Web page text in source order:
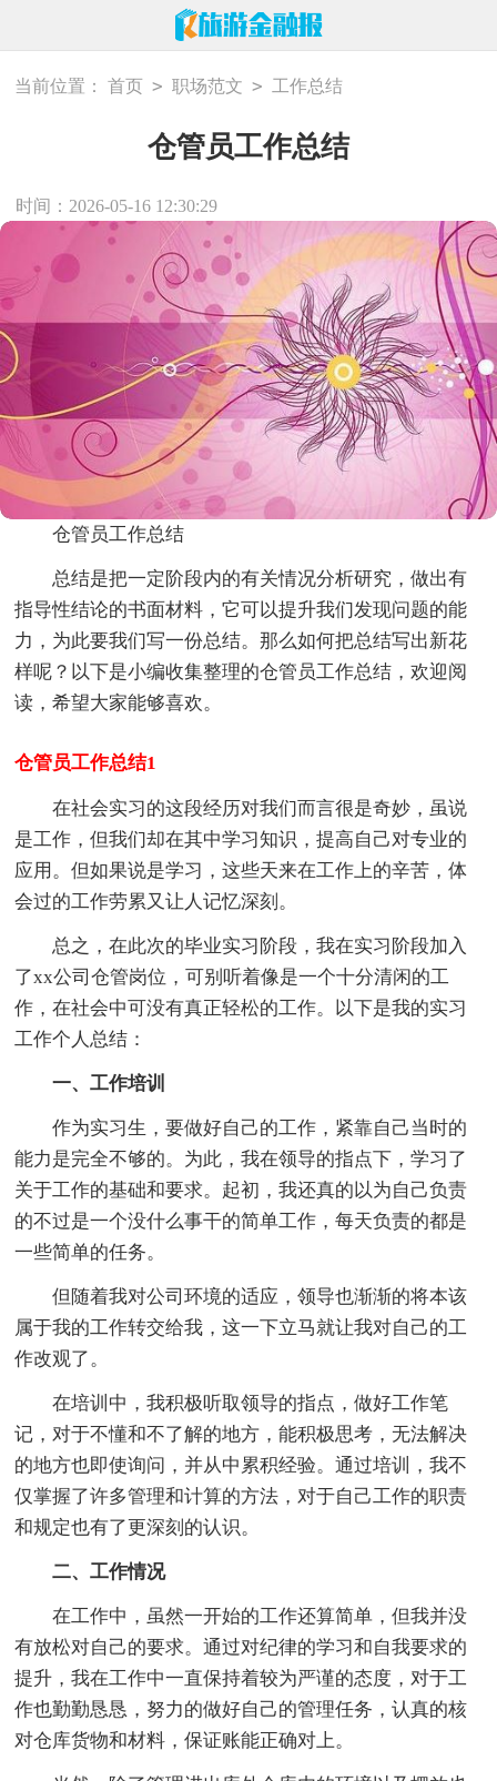
当前位置： 首页 > 职场范文 > 工作总结
仓管员工作总结
时间：2026-05-16 12:30:29
仓管员工作总结
总结是把一定阶段内的有关情况分析研究，做出有
指导性结论的书面材料，它可以提升我们发现问题的能
力，为此要我们写一份总结。那么如何把总结写出新花
样呢？以下是小编收集整理的仓管员工作总结，欢迎阅
读，希望大家能够喜欢。
仓管员工作总结1
在社会实习的这段经历对我们而言很是奇妙，虽说
是工作，但我们却在其中学习知识，提高自己对专业的
应用。但如果说是学习，这些天来在工作上的辛苦，体
会过的工作劳累又让人记忆深刻。
总之，在此次的毕业实习阶段，我在实习阶段加入
了xx公司仓管岗位，可别听着像是一个十分清闲的工
作，在社会中可没有真正轻松的工作。以下是我的实习
工作个人总结：
一、工作培训
作为实习生，要做好自己的工作，紧靠自己当时的
能力是完全不够的。为此，我在领导的指点下，学习了
关于工作的基础和要求。起初，我还真的以为自己负责
的不过是一个没什么事干的简单工作，每天负责的都是
一些简单的任务。
但随着我对公司环境的适应，领导也渐渐的将本该
属于我的工作转交给我，这一下立马就让我对自己的工
作改观了。
在培训中，我积极听取领导的指点，做好工作笔
记，对于不懂和不了解的地方，能积极思考，无法解决
的地方也即使询问，并从中累积经验。通过培训，我不
仅掌握了许多管理和计算的方法，对于自己工作的职责
和规定也有了更深刻的认识。
二、工作情况
在工作中，虽然一开始的工作还算简单，但我并没
有放松对自己的要求。通过对纪律的学习和自我要求的
提升，我在工作中一直保持着较为严谨的态度，对于工
作也勤勤恳恳，努力的做好自己的管理任务，认真的核
对仓库货物和材料，保证账能正确对上。